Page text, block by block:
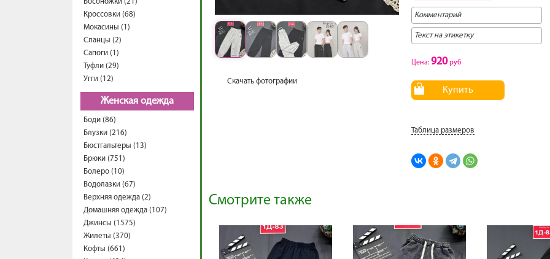
Кроссовки (68)
Мокасины (1)
Сланцы (2)
Сапоги (1)
Туфли (29)
Угги (12)
Женская одежда
Боди (86)
Блузки (216)
Бюстгальтеры (13)
Брюки (751)
Болеро (10)
Водолазки (67)
Верхняя одежда (2)
Домашняя одежда (107)
Джинсы (1575)
Жилеты (370)
Кофты (661)
Скачать фотографии
Цена: 920руб
Купить
Таблица размеров
Смотрите также